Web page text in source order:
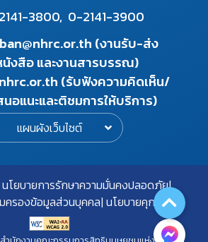
3800, 0-2141-3900
(งานรับ-ส่ง
งสือ และงานสารบรรณ)
(รับฟังความคิดเห็น/
นอแนะและติชมการให้บริการ)
แผนผังเว็บไซต์
นโยบายการรักษาความมั่นคงปลอดภัย
ครองข้อมูลส่วนบุคคล นโยบายคุกกี้